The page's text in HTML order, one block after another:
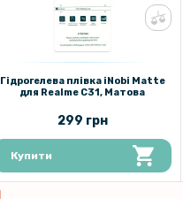
Гідрогелева плівка iNobi Matte
для Realme C31, Матова
299 грн
Купити